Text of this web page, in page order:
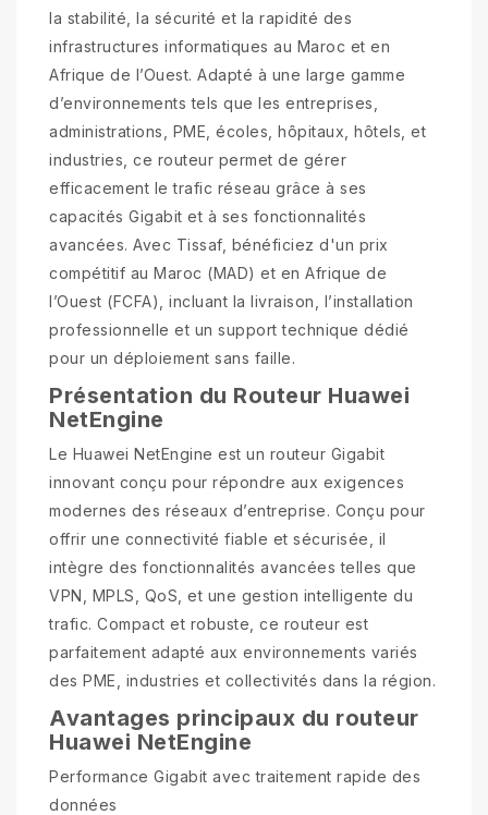
la stabilité, la sécurité et la rapidité des
infrastructures informatiques au Maroc et en
Afrique de l’Ouest. Adapté à une large gamme
d’environnements tels que les entreprises,
administrations, PME, écoles, hôpitaux, hôtels, et
industries, ce routeur permet de gérer
efficacement le trafic réseau grâce à ses
capacités Gigabit et à ses fonctionnalités
avancées. Avec Tissaf, bénéficiez d'un prix
compétitif au Maroc (MAD) et en Afrique de
l’Ouest (FCFA), incluant la livraison, l’installation
professionnelle et un support technique dédié
pour un déploiement sans faille.
Présentation du Routeur Huawei
NetEngine
Le Huawei NetEngine est un routeur Gigabit
innovant conçu pour répondre aux exigences
modernes des réseaux d’entreprise. Conçu pour
offrir une connectivité fiable et sécurisée, il
intègre des fonctionnalités avancées telles que
VPN, MPLS, QoS, et une gestion intelligente du
trafic. Compact et robuste, ce routeur est
parfaitement adapté aux environnements variés
des PME, industries et collectivités dans la région.
Avantages principaux du routeur
Huawei NetEngine
Performance Gigabit avec traitement rapide des
données